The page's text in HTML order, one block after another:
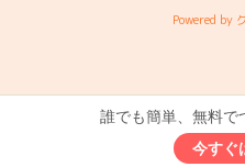
Powered by
誰でも簡単、無料で
今すぐ